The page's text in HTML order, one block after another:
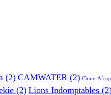
(2) CAMWATER (2) Chine-
(2) Lions Indomptables